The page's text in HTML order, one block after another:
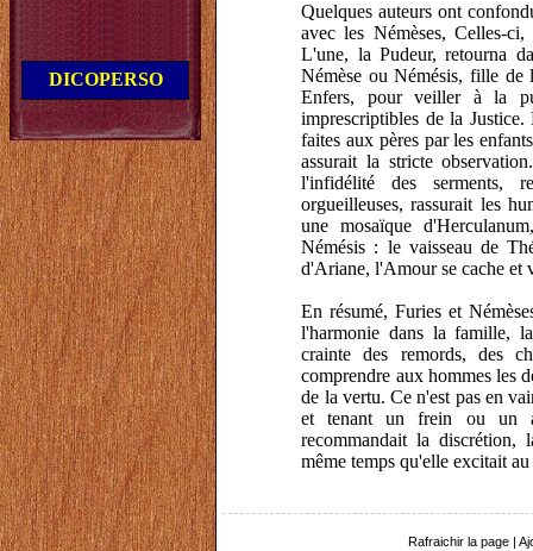
DICOPERSO
Quelques auteurs ont
avec les Némèses, Celles-
L'une, la Pudeur, retourna
Némèse ou Némésis, fille de
Enfers, pour veiller à la
imprescriptibles de la
faites aux pères par les
assurait la stricte
l'infidélité des serments,
orgueilleuses, rassurait les
une mosaïque
Némésis : le vaisseau de
d'Ariane, l'Amour se cache et
En résumé, Furies et
l'harmonie dans la famille,
crainte des remords, des
comprendre aux hommes les
de la vertu. Ce n'est pas en
et tenant un frein ou un
recommandait la discrétion,
même temps qu'elle excitait
Rafraichir la page